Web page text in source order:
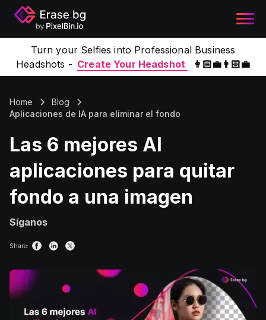
Turn your Selfies into Professional Business
Headshots - Create Your Headshot 👩🏻‍💼👨🏻‍💼
Home
Blog
Aplicaciones de IA para eliminar el fondo
Las 6 mejores AI
aplicaciones para quitar
fondo a una imagen
Síganos
Share: